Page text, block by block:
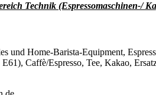
Technik (Espressomaschinen-/
und Home-Barista-Equipment,
Caffè/Espresso, Tee, Kakao,